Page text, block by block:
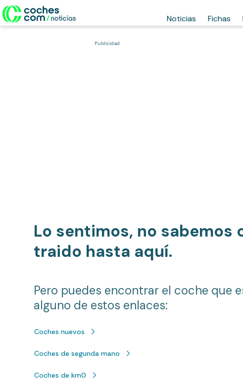
Noticias Fichas
Publicidad
Lo sentimos, no sabemos
traido hasta aquí.
Pero puedes encontrar el coche que
alguno de estos enlaces:
Coches nuevos
Coches de segunda mano
Coches de km0